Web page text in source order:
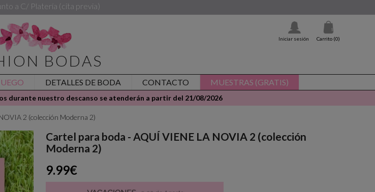
a C/ Platería (cita previa)
Iniciar sesión Carrito (0)
BODAS
DETALLES DE BODA CONTACTO MUESTRAS (GRATIS)
durante nuestro descanso se atenderán a partir del 21/08/2026
2 (colección Moderna 2)
Cartel para boda - AQUÍ VIENE LA NOVIA 2 (colección
Moderna 2)
9.99€